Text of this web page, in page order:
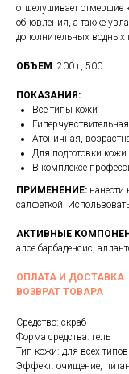
отшелушивает отмершие
обновления, а также
дополнительных водных
ОБЪЕМ: 200 г, 500 г.
ПОКАЗАНИЯ:
Все типы кожи
Атоничная,
Для подготовки кожи
В комплексе
ПРИМЕНЕНИЕ: нанести
салфеткой.
АКТИВНЫЕ
алое барбаденсис,
ОПЛАТА И ДОСТАВКА
ВОЗВРАТ ТОВАРА
Средство: скраб
Форма средства: гель
Тип кожи: для всех типов
Эффект: очищение,